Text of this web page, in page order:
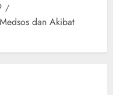
dan Akibat